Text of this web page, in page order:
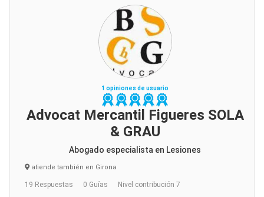
1 opiniones de usuario
Advocat Mercantil Figueres SOLA
& GRAU
Abogado especialista en Lesiones
atiende también en Girona
19 Respuestas 0 Guías Nivel contribución 7